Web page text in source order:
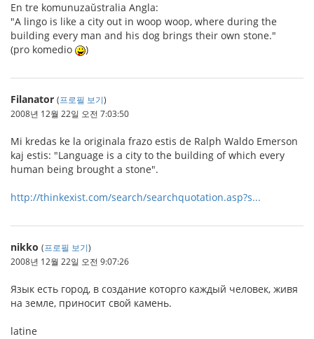
En tre komunuzaŭstralia Angla:
"A lingo is like a city out in woop woop, where during the
building every man and his dog brings their own stone."
(pro komedio
)
Filanator (프로필 보기)
2008년 12월 22일 오전 7:03:50
Mi kredas ke la originala frazo estis de Ralph Waldo Emerson
kaj estis: "Language is a city to the building of which every
human being brought a stone".
http://thinkexist.com/search/searchquotation.asp?s...
nikko (프로필 보기)
2008년 12월 22일 오전 9:07:26
Язык есть город, в создание которго каждый человек, живя
на земле, приносит свой камень.
latine